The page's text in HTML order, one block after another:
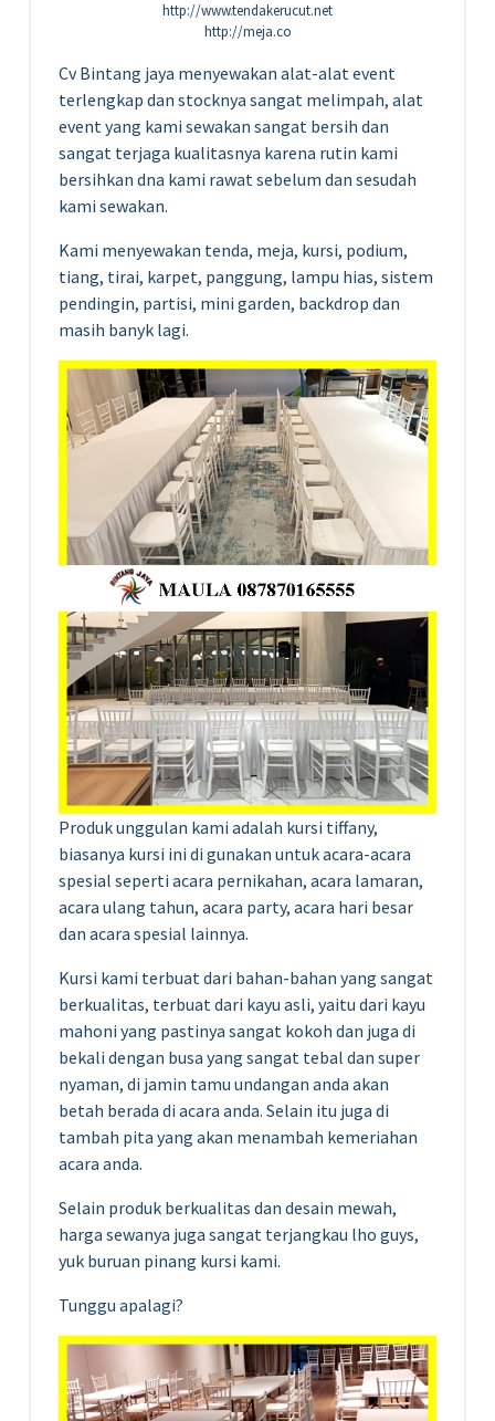
http://www.tendakerucut.net
http://meja.co
Cv Bintang jaya menyewakan alat-alat event
terlengkap dan stocknya sangat melimpah, alat
event yang kami sewakan sangat bersih dan
sangat terjaga kualitasnya karena rutin kami
bersihkan dna kami rawat sebelum dan sesudah
kami sewakan.
Kami menyewakan tenda, meja, kursi, podium,
tiang, tirai, karpet, panggung, lampu hias, sistem
pendingin, partisi, mini garden, backdrop dan
masih banyk lagi.
Produk unggulan kami adalah kursi tiffany,
biasanya kursi ini di gunakan untuk acara-acara
spesial seperti acara pernikahan, acara lamaran,
acara ulang tahun, acara party, acara hari besar
dan acara spesial lainnya.
Kursi kami terbuat dari bahan-bahan yang sangat
berkualitas, terbuat dari kayu asli, yaitu dari kayu
mahoni yang pastinya sangat kokoh dan juga di
bekali dengan busa yang sangat tebal dan super
nyaman, di jamin tamu undangan anda akan
betah berada di acara anda. Selain itu juga di
tambah pita yang akan menambah kemeriahan
acara anda.
Selain produk berkualitas dan desain mewah,
harga sewanya juga sangat terjangkau lho guys,
yuk buruan pinang kursi kami.
Tunggu apalagi?